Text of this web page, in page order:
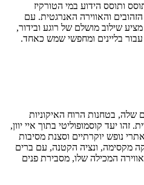
ותוסס הידוע במי הטורקיז
והאווירה האנרגטית. עם
שילוב מושלם של רוגע ובידור,
בליינים ומחפשי שמש כאחד.
שלה, בטחנות הרוח האיקוניות
יעד קוסמופוליטי בתוך איי יוון,
נופש יוקרתיים וסצנת מסיבות
מקסימה, ונציה הקטנה, עם ברים
המכילה שלו, מסבירת פנים